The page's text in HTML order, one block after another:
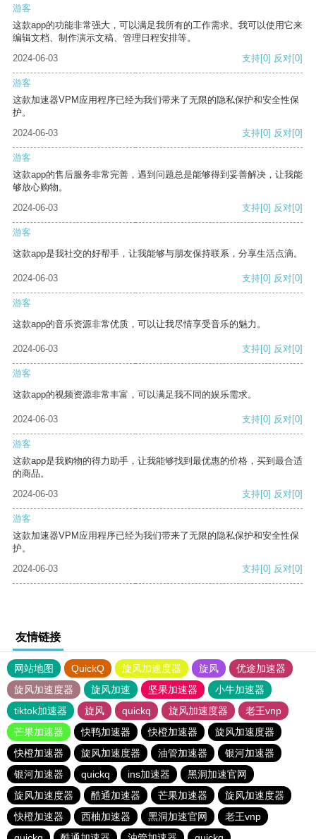
游客
这款app的功能非常强大，可以满足我所有的工作需求。我可以使用它来
编辑文档、制作演示文稿、管理日程安排等。
2024-06-03
支持[0] 反对[0]
游客
这款加速器VPM应用程序已经为我们带来了无限的隐私保护和安全性保
护。
2024-06-03
支持[0] 反对[0]
游客
这款app的售后服务非常完善，遇到问题总是能够得到妥善解决，让我能
够放心购物。
2024-06-03
支持[0] 反对[0]
游客
这款app是我社交的好帮手，让我能够与朋友保持联系，分享生活点滴。
2024-06-03 支持[0] 反对[0]
游客
这款app的音乐资源非常优质，可以让我尽情享受音乐的魅力。
2024-06-03 支持[0] 反对[0]
游客
这款app的视频资源非常丰富，可以满足我不同的娱乐需求。
2024-06-03 支持[0] 反对[0]
游客
这款app是我购物的得力助手，让我能够找到最优惠的价格，买到最合适
的商品。
2024-06-03
支持[0] 反对[0]
游客
这款加速器VPM应用程序已经为我们带来了无限的隐私保护和安全性保
护。
2024-06-03
支持[0] 反对[0]
友情链接
网站地图 QuickQ 旋风加速度器 旋风
优途加速器
旋风加速度器
旋风加速 坚果加速器
小牛加速器
tiktok加速器
旋风 quickq 旋风加速度器
老王vnp
芒果加速器
快鸭加速器 快橙加速器
旋风加速度器
快橙加速器
旋风加速度器 油管加速器
银河加速器
银河加速器
quickq ins加速器
黑洞加速官网
旋风加速度器
酷通加速器 芒果加速器
旋风加速度器
快橙加速器
西柚加速器 黑洞加速官网
老王vnp